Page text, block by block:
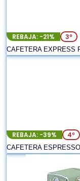
REBAJA: -21% 3º
CAFETERA EXPRESS
REBAJA: -39% 4º
CAFETERA